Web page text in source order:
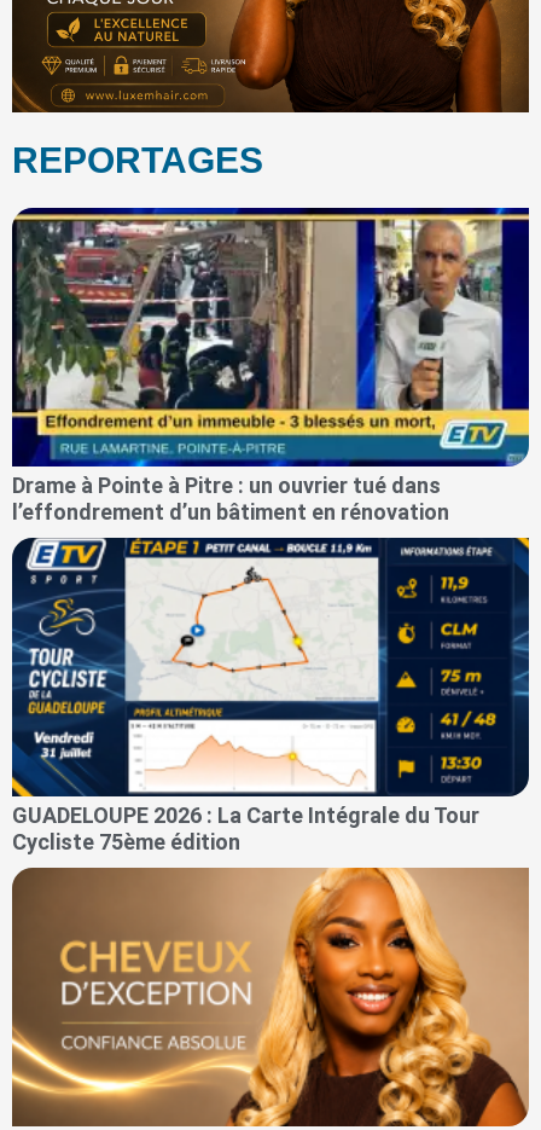
REPORTAGES
Drame à Pointe à Pitre : un ouvrier tué dans
l’effondrement d’un bâtiment en rénovation
GUADELOUPE 2026 : La Carte Intégrale du Tour
Cycliste 75ème édition